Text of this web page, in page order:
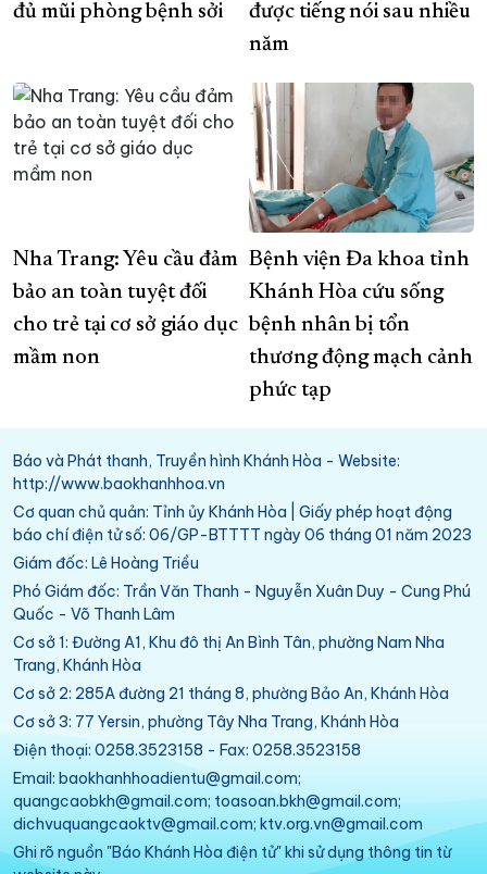
đủ mũi phòng bệnh sởi
được tiếng nói sau nhiều
năm
Nha Trang: Yêu cầu đảm
bảo an toàn tuyệt đối
cho trẻ tại cơ sở giáo dục
mầm non
Bệnh viện Đa khoa tỉnh
Khánh Hòa cứu sống
bệnh nhân bị tổn
thương động mạch cảnh
phức tạp
Báo và Phát thanh, Truyền hình Khánh Hòa - Website:
http://www.baokhanhhoa.vn
Cơ quan chủ quản: Tỉnh ủy Khánh Hòa | Giấy phép hoạt động
báo chí điện tử số: 06/GP-BTTTT ngày 06 tháng 01 năm 2023
Giám đốc: Lê Hoàng Triều
Phó Giám đốc: Trần Văn Thanh - Nguyễn Xuân Duy - Cung Phú
Quốc - Võ Thanh Lâm
Cơ sở 1: Đường A1, Khu đô thị An Bình Tân, phường Nam Nha
Trang, Khánh Hòa
Cơ sở 2: 285A đường 21 tháng 8, phường Bảo An, Khánh Hòa
Cơ sở 3: 77 Yersin, phường Tây Nha Trang, Khánh Hòa
Điện thoại: 0258.3523158 - Fax: 0258.3523158
Email: baokhanhhoadientu@gmail.com;
quangcaobkh@gmail.com; toasoan.bkh@gmail.com;
dichvuquangcaoktv@gmail.com; ktv.org.vn@gmail.com
Ghi rõ nguồn "Báo Khánh Hòa điện tử" khi sử dụng thông tin từ